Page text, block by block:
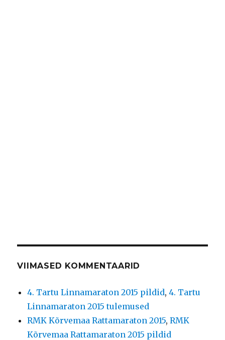
VIIMASED KOMMENTAARID
4. Tartu Linnamaraton 2015 pildid,4. Tartu
Linnamaraton 2015 tulemused
RMK Kõrvemaa Rattamaraton 2015,RMK
Kõrvemaa Rattamaraton 2015 pildid